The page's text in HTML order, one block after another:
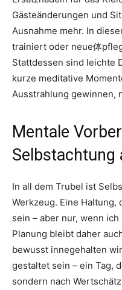
Gästeänderungen und
Ausnahme mehr. In
trainiert oder neue体
Stattdessen sind leichte
kurze meditative
Ausstrahlung gewinnen,
Mentale
Selbstachtung
In all dem Trubel ist
Werkzeug. Eine
sein – aber nur, wenn
Planung bleibt daher
bewusst innegehalten
gestaltet sein – ein Tag,
sondern nach